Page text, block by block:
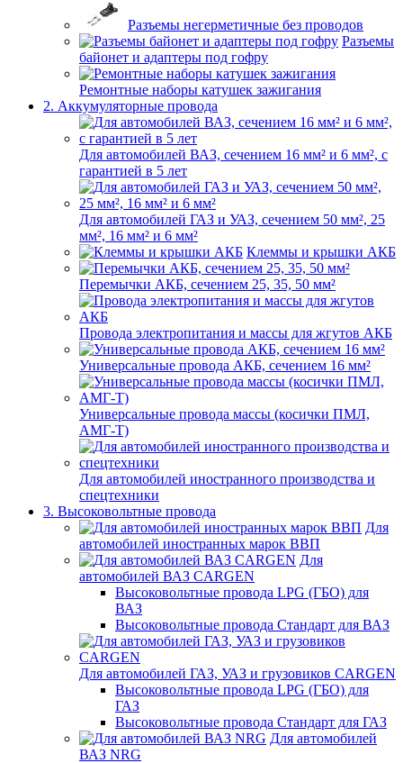
Разъемы негерметичные без проводов
Разъемы
байонет и адаптеры под гофру
Ремонтные наборы катушек зажигания
2. Аккумуляторные провода
Для автомобилей ВАЗ, сечением 16 мм² и 6 мм², с
гарантией в 5 лет
Для автомобилей ГАЗ и УАЗ, сечением 50 мм², 25
мм², 16 мм² и 6 мм²
Клеммы и крышки АКБ
Перемычки АКБ, сечением 25, 35, 50 мм²
Провода электропитания и массы для жгутов АКБ
Универсальные провода АКБ, сечением 16 мм²
Универсальные провода массы (косички ПМЛ,
АМГ-Т)
Для автомобилей иностранного производства и
спецтехники
3. Высоковольтные провода
Для
автомобилей иностранных марок ВВП
Для
автомобилей ВАЗ CARGEN
Высоковольтные провода LPG (ГБО) для
ВАЗ
Высоковольтные провода Стандарт для ВАЗ
Для автомобилей ГАЗ, УАЗ и грузовиков CARGEN
Высоковольтные провода LPG (ГБО) для
ГАЗ
Высоковольтные провода Стандарт для ГАЗ
Для автомобилей
ВАЗ NRG